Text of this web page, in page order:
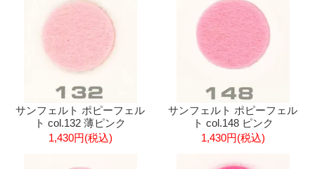
サンフェルト ポピーフェル
ト col.132 薄ピンク
1,430円(税込)
サンフェルト ポピーフェル
ト col.148 ピンク
1,430円(税込)